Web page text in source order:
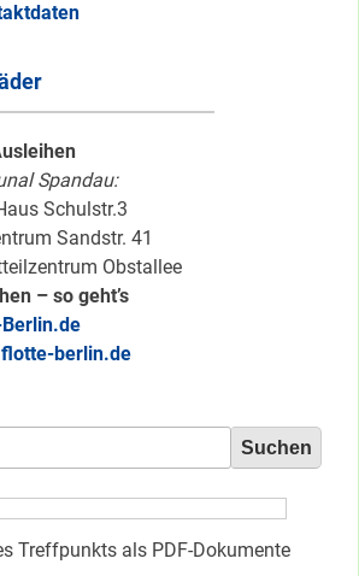
Spandau:
Schulstr.3
Sandstr. 41
Obstallee
– so geht’s
berlin.de
Treffpunkts als PDF-Dokumente